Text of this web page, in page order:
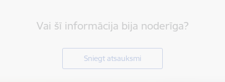
Vai šī informācija bija noderīga?
Sniegt atsauksmi